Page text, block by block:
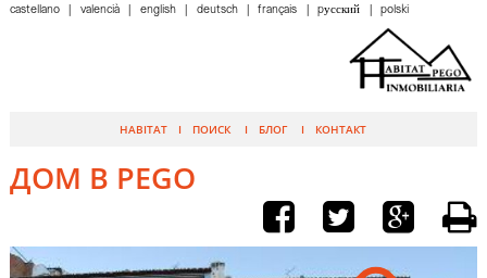
HABITAT ПОИСК БЛОГ КОНТАКТ
castellano valencià english deutsch français pусский polski
ДОМ В PEGO